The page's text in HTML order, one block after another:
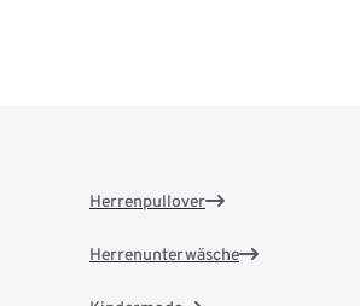
Herrenpullover
Herrenunterwäsche